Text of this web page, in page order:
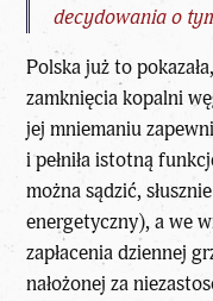
decydowania o
Polska już to
zamknięcia kopalni
jej mniemaniu
i pełniła istotną
można sądzić,
energetyczny), a we
zapłacenia dziennej
nałożonej za